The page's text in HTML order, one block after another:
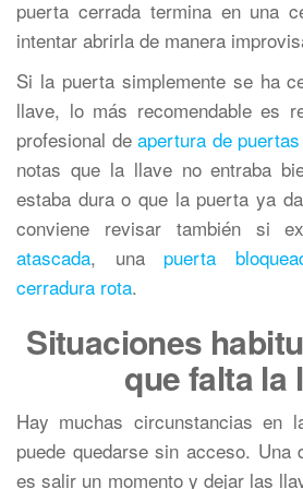
puerta cerrada termina en una
intentar abrirla de manera
Si la puerta simplemente se ha
llave, lo más recomendable es
profesional de apertura de
notas que la llave no entraba
estaba dura o que la puerta ya
conviene revisar también si
atascada, una puerta
cerradura rota.
Situaciones
que falta la
Hay muchas circunstancias en
puede quedarse sin acceso. Una
es salir un momento y dejar las